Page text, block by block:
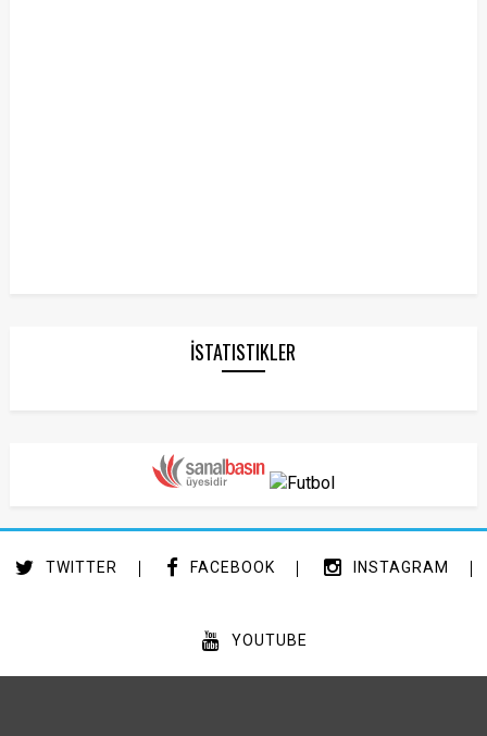
İSTATISTIKLER
TWITTER FACEBOOK INSTAGRAM
YOUTUBE